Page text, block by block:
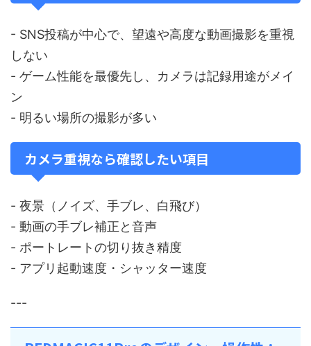
- SNS投稿が中心で、望遠や高度な動画撮影を重視
しない
- ゲーム性能を最優先し、カメラは記録用途がメイ
ン
- 明るい場所の撮影が多い
カメラ重視なら確認したい項目
- 夜景（ノイズ、手ブレ、白飛び）
- 動画の手ブレ補正と音声
- ポートレートの切り抜き精度
- アプリ起動速度・シャッター速度
---